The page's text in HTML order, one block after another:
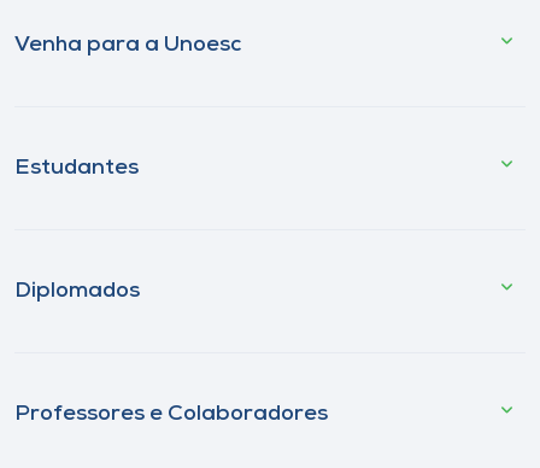
Venha para a Unoesc
Estudantes
Diplomados
Professores e Colaboradores